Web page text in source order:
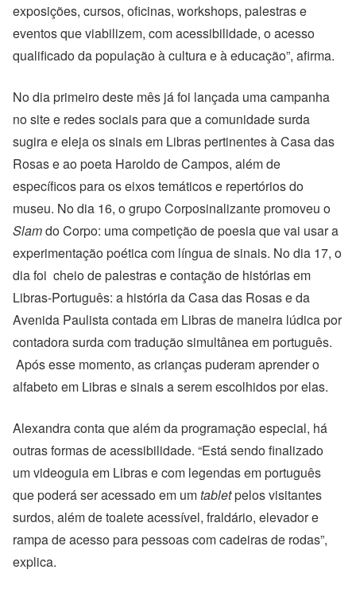
exposições, cursos, oficinas, workshops, palestras e
eventos que viabilizem, com acessibilidade, o acesso
qualificado da população à cultura e à educação”, afirma.
No dia primeiro deste mês já foi lançada uma campanha
no site e redes sociais para que a comunidade surda
sugira e eleja os sinais em Libras pertinentes à Casa das
Rosas e ao poeta Haroldo de Campos, além de
específicos para os eixos temáticos e repertórios do
museu. No dia 16, o grupo Corposinalizante promoveu o
Slamdo Corpo: uma competição de poesia que vai usar a
experimentação poética com língua de sinais. No dia 17, o
dia foi cheio de palestras e contação de histórias em
Libras-Português: a história da Casa das Rosas e da
Avenida Paulista contada em Libras de maneira lúdica por
contadora surda com tradução simultânea em português.
Após esse momento, as crianças puderam aprender o
alfabeto em Libras e sinais a serem escolhidos por elas.
Alexandra conta que além da programação especial, há
outras formas de acessibilidade. “Está sendo finalizado
um videoguia em Libras e com legendas em português
que poderá ser acessado em umtabletpelos visitantes
surdos, além de toalete acessível, fraldário, elevador e
rampa de acesso para pessoas com cadeiras de rodas”,
explica.